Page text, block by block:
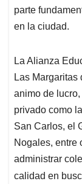
parte
en la ciudad.
La Alianza
Las
animo de
privado como
San Carlos, el
Nogales, entre
administrar
calidad en